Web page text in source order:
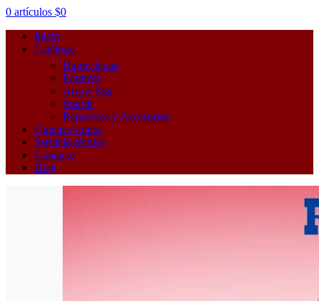
0 artículos $0
Inicio
Catálogo
HappyJapan
Fortever
Arrow Star
SunSir
Repuestos y Accesorios
Quienes somos
Servicio técnico
Contacto
Blog